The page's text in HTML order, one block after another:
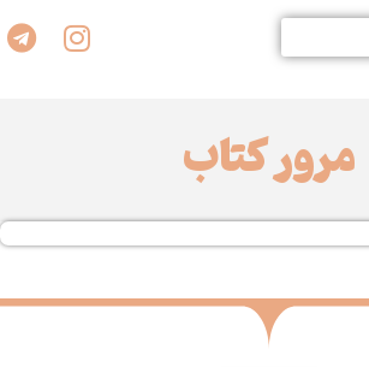
مرور کتاب